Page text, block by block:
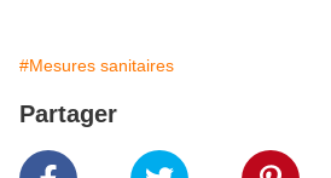
#Mesures sanitaires
Partager